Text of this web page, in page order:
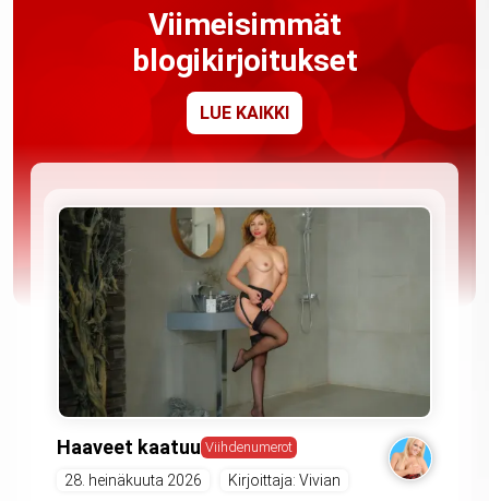
Viimeisimmät
blogikirjoitukset
LUE KAIKKI
Haaveet kaatuu Viihdenumerot
28. heinäkuuta 2026 Kirjoittaja: Vivian